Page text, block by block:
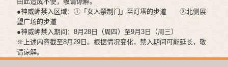
●神威岬禁入区域：①「女人禁制门」至灯塔的步道 ②北侧展
望广场的步道
●神威岬禁入期间：8月28日（周四）至9月3日（周三）
※上述内容截至8月29日。根据情况变化，禁入期间可能延长，敬
请谅解。